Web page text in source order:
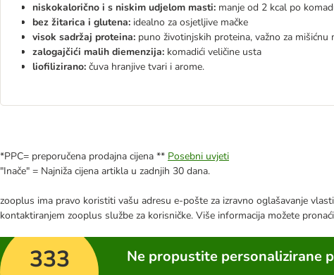
niskokalorično i s niskim udjelom masti: manje od 2 kcal po
bez žitarica i glutena: idealno za osjetljive mačke
visok sadržaj proteina: puno životinjskih proteina, važno za mišićnu
zalogajčići malih diemenzija: komadići veličine usta
liofilizirano: čuva hranjive tvari i arome.
*PPC= preporučena prodajna cijena ** Posebni uvjeti
"Inače" = Najniža cijena artikla u zadnjih 30 dana.
zooplus ima pravo koristiti vašu adresu e-pošte za izravno oglašavanje
kontaktiranjem zooplus službe za korisničke. Više informacija možete
333 Ne propustite personalizirane